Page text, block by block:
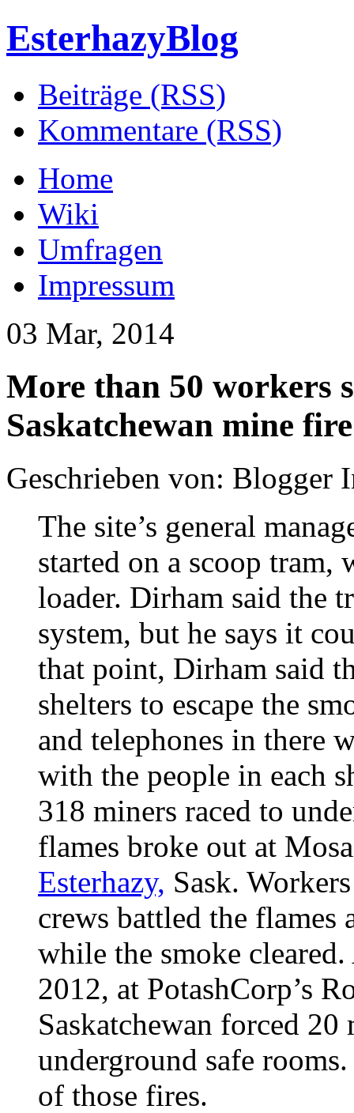
EsterhazyBlog
Beiträge (RSS)
Kommentare (RSS)
Home
Wiki
Umfragen
Impressum
03 Mar, 2014
More than 50 workers
Saskatchewan mine fire
Geschrieben von: Blogger
The site’s general
started on a scoop
loader. Dirham said the
system, but he says it
that point, Dirham said
shelters to escape the
and telephones in there
with the people in each
318 miners raced to
flames broke out at
Esterhazy, Sask.
crews battled the flames
while the smoke
2012, at PotashCorp’s
Saskatchewan forced
underground safe
of those fires.